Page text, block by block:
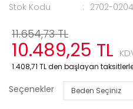
Stok Kodu
2702-0204
11.654,73 TL
10.489,25 TL
1.408,71 TL den başlayan
Seçenekler